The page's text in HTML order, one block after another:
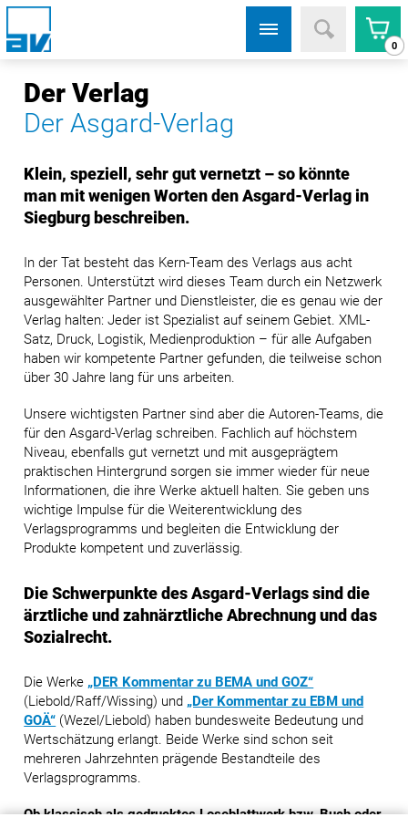
0
Der Verlag
Der Asgard-Verlag
Klein, speziell, sehr gut vernetzt – so könnte
man mit wenigen Worten den Asgard-Verlag in
Siegburg beschreiben.
In der Tat besteht das Kern-Team des Verlags aus acht
Personen. Unterstützt wird dieses Team durch ein Netzwerk
ausgewählter Partner und Dienstleister, die es genau wie der
Verlag halten: Jeder ist Spezialist auf seinem Gebiet. XML-
Satz, Druck, Logistik, Medienproduktion – für alle Aufgaben
haben wir kompetente Partner gefunden, die teilweise schon
über 30 Jahre lang für uns arbeiten.
Unsere wichtigsten Partner sind aber die Autoren-Teams, die
für den Asgard-Verlag schreiben. Fachlich auf höchstem
Niveau, ebenfalls gut vernetzt und mit ausgeprägtem
praktischen Hintergrund sorgen sie immer wieder für neue
Informationen, die ihre Werke aktuell halten. Sie geben uns
wichtige Impulse für die Weiterentwicklung des
Verlagsprogramms und begleiten die Entwicklung der
Produkte kompetent und zuverlässig.
Die Schwerpunkte des Asgard-Verlags sind die
ärztliche und zahnärztliche Abrechnung und das
Sozialrecht.
Die Werke „DER Kommentar zu BEMA und GOZ“
(Liebold/Raff/Wissing) und „Der Kommentar zu EBM und
GOÄ“ (Wezel/Liebold) haben bundesweite Bedeutung und
Wertschätzung erlangt. Beide Werke sind schon seit
mehreren Jahrzehnten prägende Bestandteile des
Verlagsprogramms.